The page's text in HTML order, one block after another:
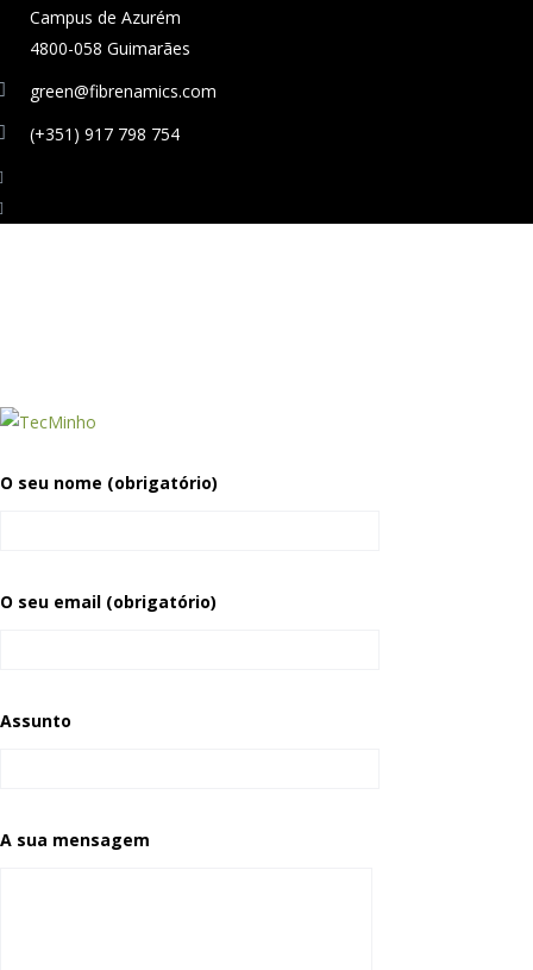
Campus de Azurém
4800-058 Guimarães
green@fibrenamics.com
(+351) 917 798 754
O seu nome (obrigatório)
O seu email (obrigatório)
Assunto
A sua mensagem